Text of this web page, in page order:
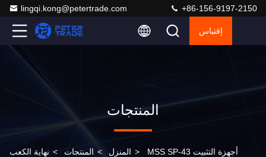
lingqi.kong@petertrade.com +86-156-9197-2150
إقتباس
المنتجات
المنزل > المنتجات > نهاية الكعب > MSS SP-43 أجهزة التثبيت